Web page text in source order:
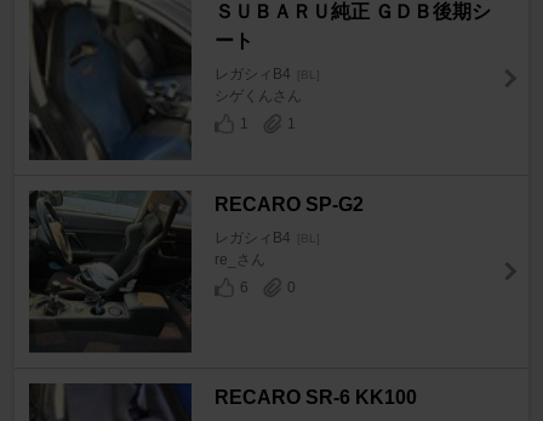
ＳＵＢＡＲＵ純正 ＧＤＢ後期シ
ート
レガシィB4 [BL]
シゲくんさん
1
1
RECARO SP-G2
レガシィB4 [BL]
re_さん
6
0
RECARO SR-6 KK100